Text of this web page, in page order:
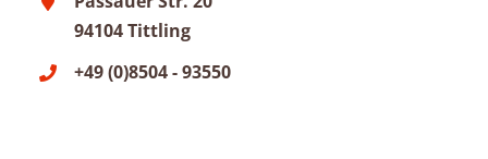
94104 Tittling
+49 (0)8504 - 93550